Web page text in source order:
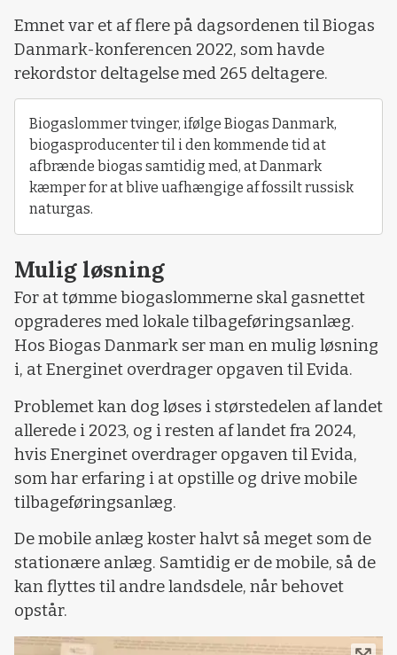
Emnet var et af flere på dagsordenen til Biogas
Danmark-konferencen 2022, som havde
rekordstor deltagelse med 265 deltagere.
Biogaslommer tvinger, ifølge Biogas Danmark,
biogasproducenter til i den kommende tid at
afbrænde biogas samtidig med, at Danmark
kæmper for at blive uafhængige af fossilt russisk
naturgas.
Mulig løsning
For at tømme biogaslommerne skal gasnettet
opgraderes med lokale tilbageføringsanlæg.
Hos Biogas Danmark ser man en mulig løsning
i, at Energinet overdrager opgaven til Evida.
Problemet kan dog løses i størstedelen af landet
allerede i 2023, og i resten af landet fra 2024,
hvis Energinet overdrager opgaven til Evida,
som har erfaring i at opstille og drive mobile
tilbageføringsanlæg.
De mobile anlæg koster halvt så meget som de
stationære anlæg. Samtidig er de mobile, så de
kan flyttes til andre landsdele, når behovet
opstår.